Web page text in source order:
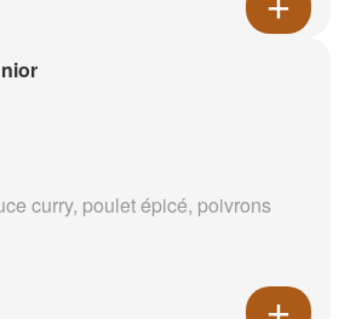
curry, poulet épicé, poivrons